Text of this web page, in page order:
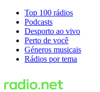
Top 100 rádios
Podcasts
Desporto ao vivo
Perto de você
Géneros musicais
Rádios por tema